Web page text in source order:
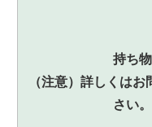
持ち物
（注意）詳しくは
さい。